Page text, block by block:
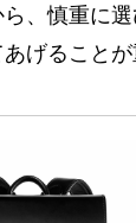
、慎重に
げることが